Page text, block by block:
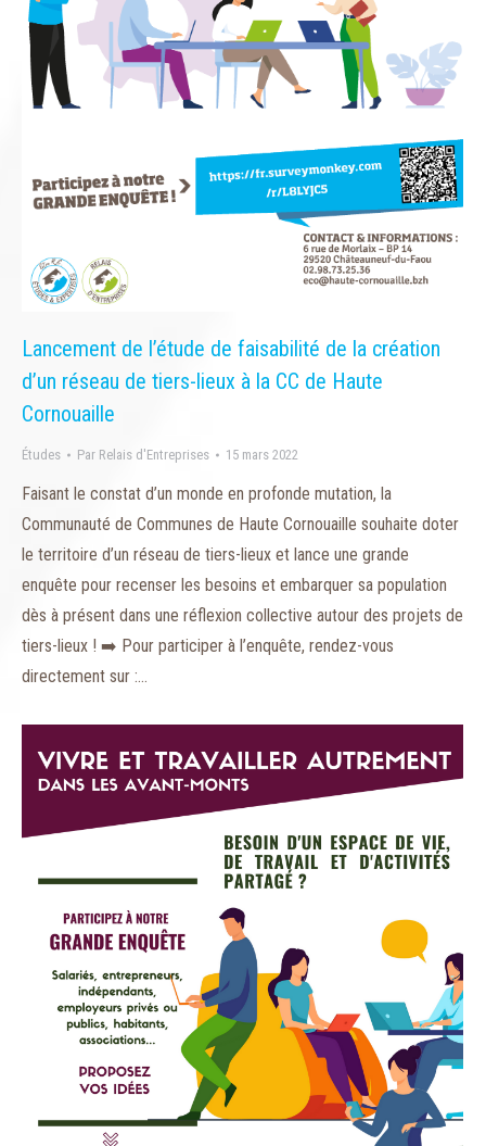
Lancement de l’étude de faisabilité de la création
d’un réseau de tiers-lieux à la CC de Haute
Cornouaille
Études Par Relais d'Entreprises 15 mars 2022
Faisant le constat d’un monde en profonde mutation, la
Communauté de Communes de Haute Cornouaille souhaite doter
le territoire d’un réseau de tiers-lieux et lance une grande
enquête pour recenser les besoins et embarquer sa population
dès à présent dans une réflexion collective autour des projets de
tiers-lieux ! ➡️ Pour participer à l’enquête, rendez-vous
directement sur :…